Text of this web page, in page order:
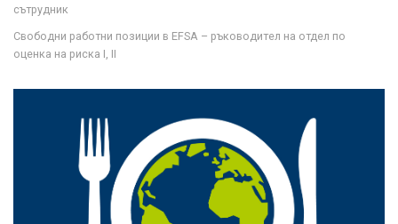
сътрудник
Свободни работни позиции в EFSA – ръководител на отдел по
оценка на риска I, II